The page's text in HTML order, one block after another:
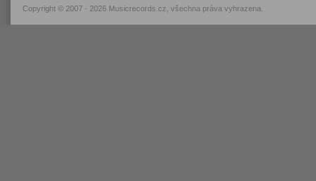
Copyright © 2007 - 2026 Musicrecords.cz , všechna práva vyhrazena.